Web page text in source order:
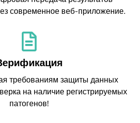
современное веб-приложение.
требованиям защиты данных
на наличие регистрируемых
патогенов!